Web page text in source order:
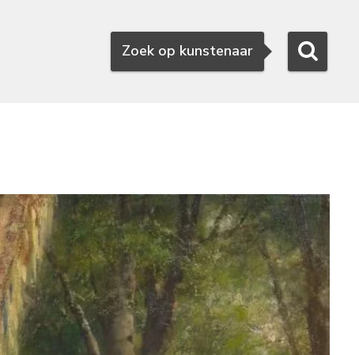
Zoeken
Zoek op kunstenaar